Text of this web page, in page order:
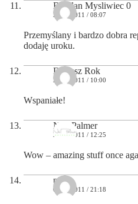
Bogdan Mysliwiec 0
22/02/2011 / 08:07
Przemyślany i bardzo dobra
dodaję uroku.
Dariusz Rok
22/02/2011 / 10:00
Wspaniałe!
Neil Palmer
24/02/2011 / 12:25
Wow – amazing stuff once
piotr
02/03/2011 / 21:18